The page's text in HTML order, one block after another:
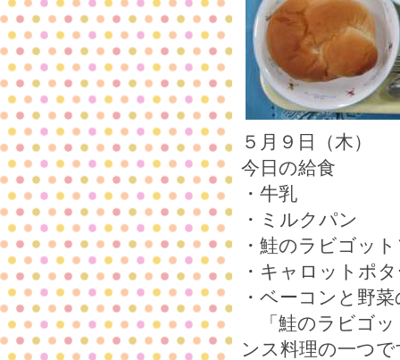
５月９日（木）
今日の給食
・牛乳
・ミルクパン
・鮭のラビゴッ
・キャロットポ
・ベーコンと野
「鮭のラビゴッ
ンス料理の一つ